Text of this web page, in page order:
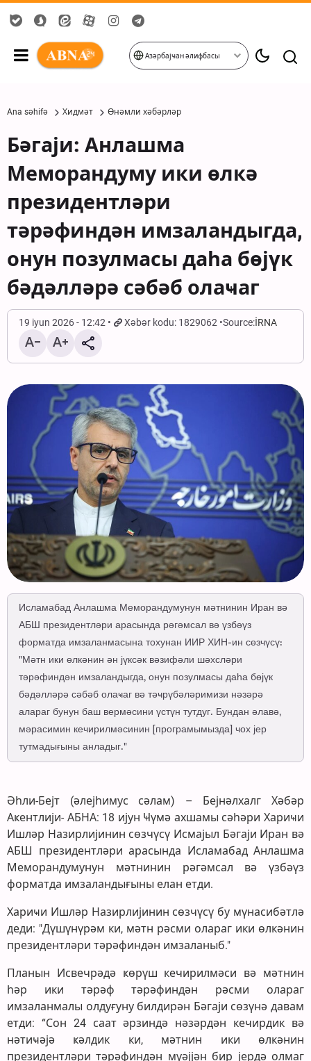
Азәрбајҹан әлифбасы
Ana səhifə Хидмәт Өнәмли хәбәрләр
Бәгаји: Анлашма
Меморандуму ики өлкә
президентләри
тәрәфиндән имзаландыгда,
онун позулмасы даһа бөјүк
бәдәлләрә сәбәб олаҹаг
19 iyun 2026 - 12:42 Xəbər kodu: 1829062 Source:İRNA
Исламабад Анлашма Меморандумунун мәтнинин Иран вә
АБШ президентләри арасында рәгәмсал вә үзбәүз
форматда имзаланмасына тохунан ИИР ХИН-ин сөзчүсү:
"Мәтн ики өлкәнин ән јүксәк вәзифәли шәхсләри
тәрәфиндән имзаландыгда, онун позулмасы даһа бөјүк
бәдәлләрә сәбәб олаҹаг вә тәҹрүбәләримизи нәзәрә
алараг бунун баш вермәсини үстүн тутдуг. Бундан әлавә,
мәрасимин кечирилмәсинин [програмымызда] чох јер
тутмадығыны анладыг."
Әһли-Бејт (әлејһимус сәлам) – Бејнәлхалг Хәбәр
Аҝентлији- АБНА: 18 ијун Ҹүмә ахшамы сәһәри Хариҹи
Ишләр Назирлијинин сөзчүсү Исмајыл Бәгаји Иран вә
АБШ президентләри арасында Исламабад Анлашма
Меморандумунун мәтнинин рәгәмсал вә үзбәүз
форматда имзаландығыны елан етди.
Хариҹи Ишләр Назирлијинин сөзчүсү бу мүнасибәтлә
деди: "Дүшүнүрәм ки, мәтн рәсми олараг ики өлкәнин
президентләри тәрәфиндән имзаланыб."
Планын Исвечрәдә ҝөрүш кечирилмәси вә мәтнин
һәр ики тәрәф тәрәфиндән рәсми олараг
имзаланмалы олдуғуну билдирән Бәгаји сөзүнә давам
етди: “Сон 24 саат әрзиндә нәзәрдән кечирдик вә
нәтиҹәјә ҝәлдик ки, мәтнин ики өлкәнин
президентләри тәрәфиндән мүәјјән бир јердә олмаг